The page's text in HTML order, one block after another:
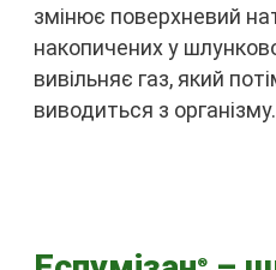
змінює поверхневий
накопичених у
вивільняє газ, який
виводиться з організму.
®